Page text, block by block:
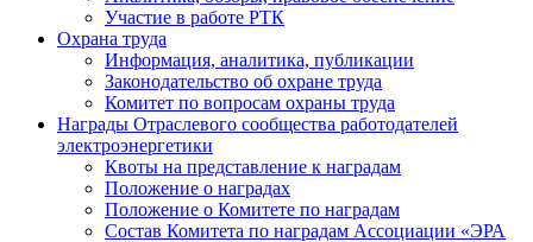
Участие в работе РТК
Охрана труда
Информация, аналитика, публикации
Законодательство об охране труда
Комитет по вопросам охраны труда
Награды Отраслевого сообщества работодателей
электроэнергетики
Квоты на представление к наградам
Положение о наградах
Положение о Комитете по наградам
Состав Комитета по наградам Ассоциации «ЭРА